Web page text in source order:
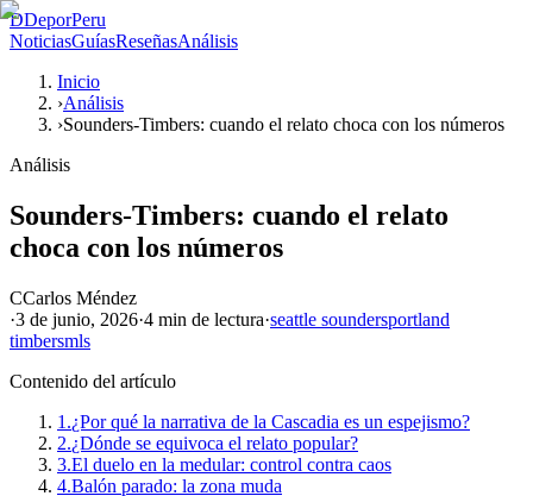
DDeporPeru
NoticiasGuíasReseñasAnálisis
Inicio
›Análisis
›Sounders-Timbers: cuando el relato choca con los números
Análisis
Sounders-Timbers: cuando el relato
choca con los números
CCarlos Méndez
·3 de junio, 2026·4 min de lectura·seattle soundersportland
timbersmls
Contenido del artículo
1.¿Por qué la narrativa de la Cascadia es un espejismo?
2.¿Dónde se equivoca el relato popular?
3.El duelo en la medular: control contra caos
4.Balón parado: la zona muda